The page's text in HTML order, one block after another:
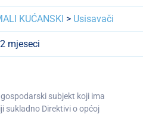
KUĆANSKI > Usisavači
mjeseci
subjekt koji ima
sukladno Direktivi o općoj